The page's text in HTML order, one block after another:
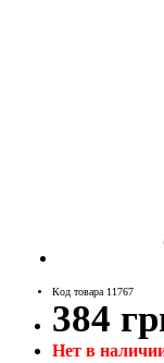
Код товара 11767
384
Нет в